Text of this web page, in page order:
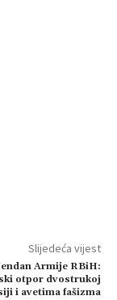
Slijedeća vijest
Armije RBiH:
otpor dvostrukoj
i avetima fašizma